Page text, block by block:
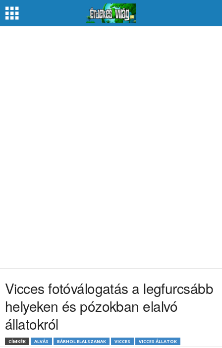
Vicces fotóválogatás a legfurcsább
helyeken és pózokban elalvó
állatokról
CÍMKÉK ALVÁS BÁRHOL ELALSZANAK VICCES VICCES ÁLLATOK